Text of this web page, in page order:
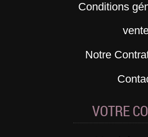
Conditions
Notre
VOTRE